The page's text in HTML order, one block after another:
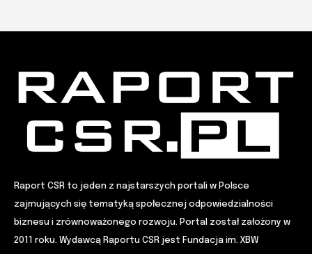
Raport CSR to jeden z najstarszych portali w Polsce
zajmujących się tematyką społecznej odpowiedzialności
biznesu i zrównoważonego rozwoju. Portal został założony w
2011 roku. Wydawcą Raportu CSR jest Fundacja im. XBW